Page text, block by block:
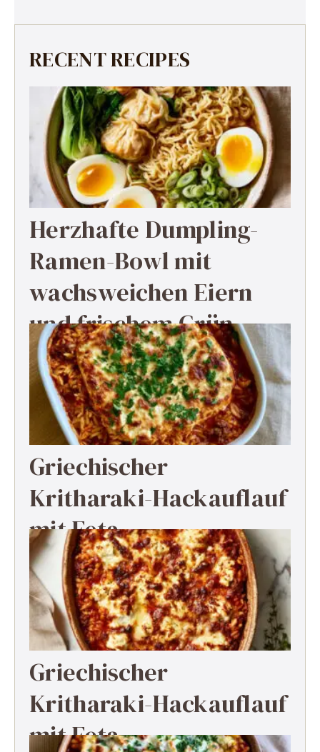
RECENT RECIPES
Herzhafte Dumpling-
Ramen-Bowl mit
wachsweichen Eiern
und frischem Grün
Griechischer
Kritharaki-Hackauflauf
mit Feta
Griechischer
Kritharaki-Hackauflauf
mit Feta